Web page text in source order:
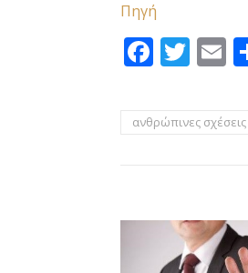
Πηγή
ανθρώπινες σχέσεις